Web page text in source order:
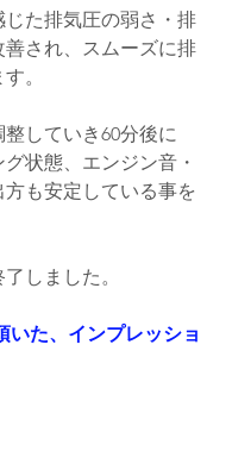
た排気圧の弱さ・排
され、スムーズに排
。
していき60分後に
状態、エンジン音・
も安定している事を
しました。
いた、インプレッショ